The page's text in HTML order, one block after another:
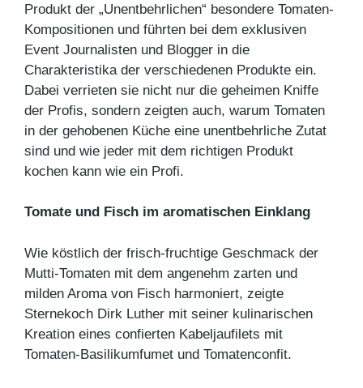
Produkt der „Unentbehrlichen“ besondere Tomaten-
Kompositionen und führten bei dem exklusiven
Event Journalisten und Blogger in die
Charakteristika der verschiedenen Produkte ein.
Dabei verrieten sie nicht nur die geheimen Kniffe
der Profis, sondern zeigten auch, warum Tomaten
in der gehobenen Küche eine unentbehrliche Zutat
sind und wie jeder mit dem richtigen Produkt
kochen kann wie ein Profi.
Tomate und Fisch im aromatischen Einklang
Wie köstlich der frisch-fruchtige Geschmack der
Mutti-Tomaten mit dem angenehm zarten und
milden Aroma von Fisch harmoniert, zeigte
Sternekoch Dirk Luther mit seiner kulinarischen
Kreation eines confierten Kabeljaufilets mit
Tomaten-Basilikumfumet und Tomatenconfit.